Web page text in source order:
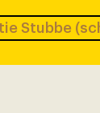
Stubbe